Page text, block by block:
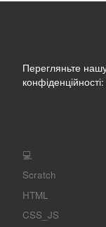
Перегляньте
конфіденційності:
💻
Scratch
HTML
CSS_JS